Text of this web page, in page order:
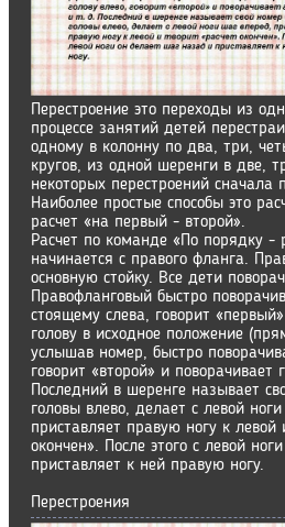
Перестроение это переходы из
процессе занятий детей
одному в колонну по два, три,
кругов, из одной шеренги в две,
некоторых перестроений сначала
Наиболее простые способы это
расчет «на первый - второй».
Расчет по команде «По порядку -
начинается с правого фланга.
основную стойку. Все дети
Правофланговый быстро
стоящему слева, говорит
голову в исходное положение
услышав номер, быстро
говорит «второй» и поворачивает
Последний в шеренге называет
головы влево, делает с левой
приставляет правую ногу к левой
окончен». После этого с левой
приставляет к ней правую ногу.
Перестроения